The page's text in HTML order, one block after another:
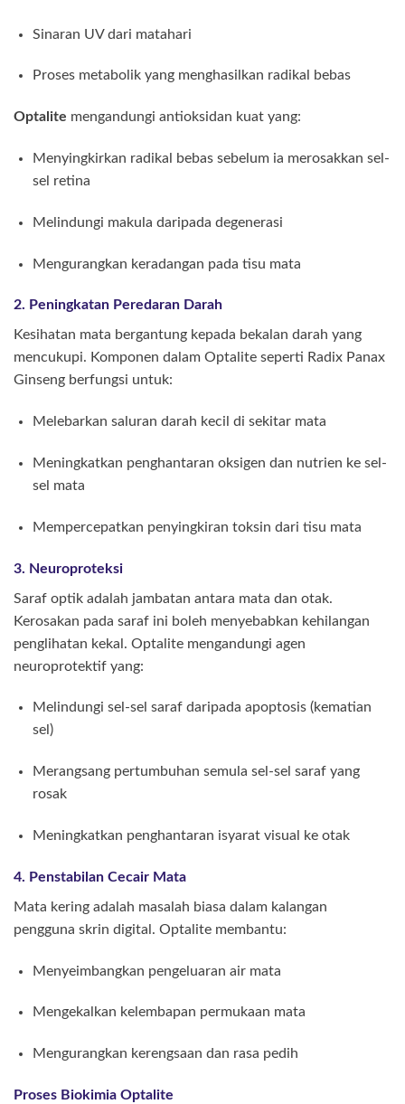
Sinaran UV dari matahari
Proses metabolik yang menghasilkan radikal bebas
Optalite mengandungi antioksidan kuat yang:
Menyingkirkan radikal bebas sebelum ia merosakkan sel-
sel retina
Melindungi makula daripada degenerasi
Mengurangkan keradangan pada tisu mata
2. Peningkatan Peredaran Darah
Kesihatan mata bergantung kepada bekalan darah yang
mencukupi. Komponen dalam Optalite seperti Radix Panax
Ginseng berfungsi untuk:
Melebarkan saluran darah kecil di sekitar mata
Meningkatkan penghantaran oksigen dan nutrien ke sel-
sel mata
Mempercepatkan penyingkiran toksin dari tisu mata
3. Neuroproteksi
Saraf optik adalah jambatan antara mata dan otak.
Kerosakan pada saraf ini boleh menyebabkan kehilangan
penglihatan kekal. Optalite mengandungi agen
neuroprotektif yang:
Melindungi sel-sel saraf daripada apoptosis (kematian
sel)
Merangsang pertumbuhan semula sel-sel saraf yang
rosak
Meningkatkan penghantaran isyarat visual ke otak
4. Penstabilan Cecair Mata
Mata kering adalah masalah biasa dalam kalangan
pengguna skrin digital. Optalite membantu:
Menyeimbangkan pengeluaran air mata
Mengekalkan kelembapan permukaan mata
Mengurangkan kerengsaan dan rasa pedih
Proses Biokimia Optalite